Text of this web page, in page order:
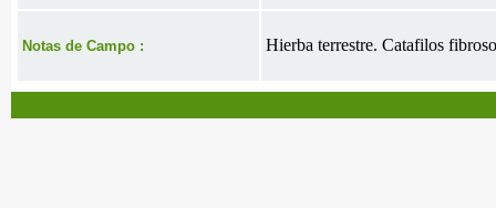
Notas de Campo : Hierba terrestre. Catafilos